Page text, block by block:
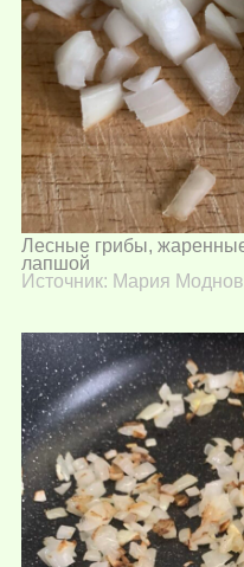
Лесные грибы,
лапшой
Источник: Мария